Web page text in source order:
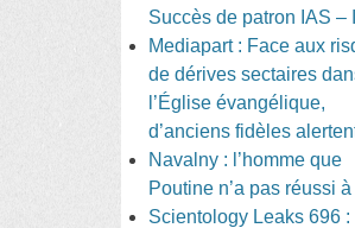
Succès de patron IAS –
Mediapart : Face aux
de dérives sectaires
l’Église évangélique,
d’anciens fidèles
Navalny : l’homme que
Poutine n’a pas réussi
Scientology Leaks 696 :